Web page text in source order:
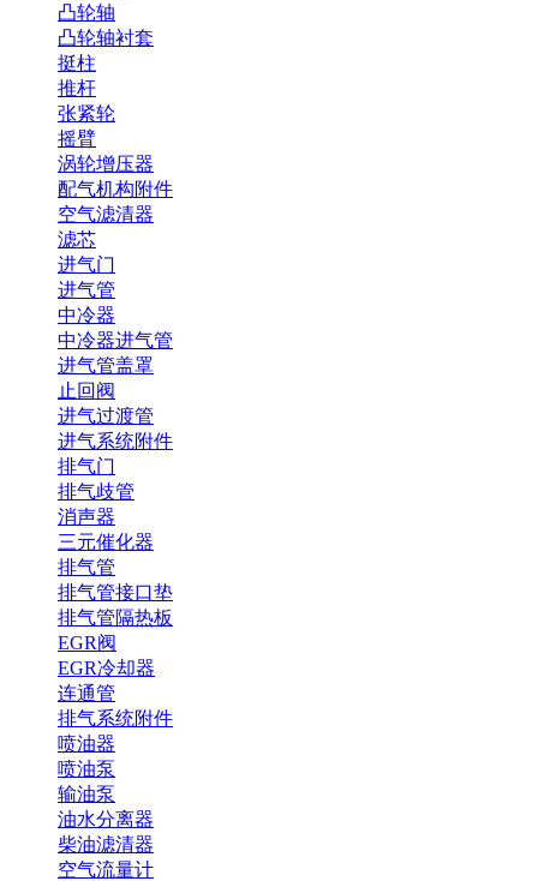
凸轮轴
凸轮轴衬套
挺柱
推杆
张紧轮
摇臂
涡轮增压器
配气机构附件
空气滤清器
滤芯
进气门
进气管
中冷器
中冷器进气管
进气管盖罩
止回阀
进气过渡管
进气系统附件
排气门
排气歧管
消声器
三元催化器
排气管
排气管接口垫
排气管隔热板
EGR阀
EGR冷却器
连通管
排气系统附件
喷油器
喷油泵
输油泵
油水分离器
柴油滤清器
空气流量计